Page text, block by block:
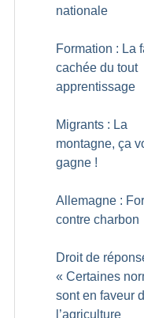
nationale
Formation : La
cachée du tout
apprentissage
Migrants : La
montagne, ça
gagne !
Allemagne :
contre charbon
Droit de
« Certaines
sont en faveur
l’agriculture